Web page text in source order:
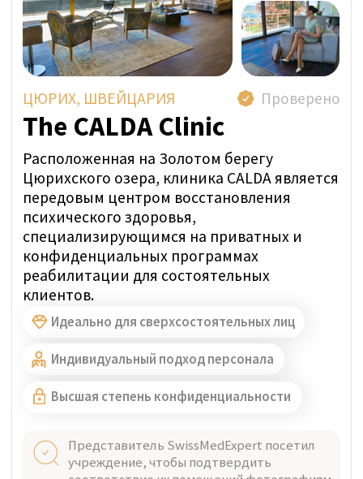
МОНТРЁ, ШВЕЙЦАРИЯ
Clinic Les Alpes
Прямая цена за неделю:
Клиника Les Alpes - это полностью
медицинское учреждение, предлагающее
индивидуальные программы
восстановления для лечения зависимостей,
психологических травм и других
психических расстройств. Услуги
предоставляются в естественной,
роскошной и абсолютно
конфиденциальной обстановке.
ОТ 45 000 CHF
учреждение, чтобы подтвердить
соответствие их помещений фотографиям
Идеально для сверхсостоятельных лиц
Индивидуальный подход персонала